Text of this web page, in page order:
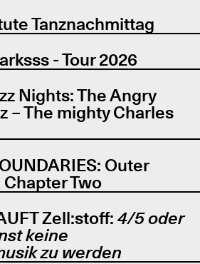
Tanznachmittag
- Tour 2026
Nights: The Angry
– The mighty Charles
Outer
Two
Zell:stoff: 4/5 oder
keine
zu werden